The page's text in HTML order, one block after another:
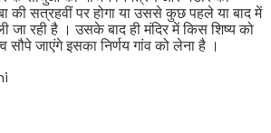
की सत्रहवीं पर होगा या उससे कुछ पहले या बाद में
जा रही है । उसके बाद ही मंदिर में किस शिष्य को
सौपे जाएंगे इसका निर्णय गांव को लेना है ।